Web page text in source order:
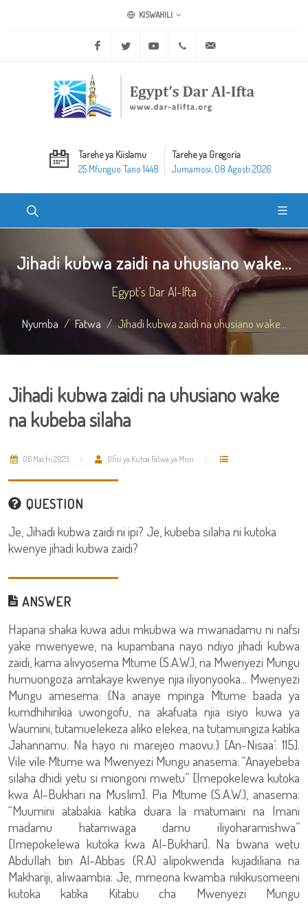
KISWAHILI
Facebook Twitter Youtube +20 2 25970400
Tarehe ya Kiislamu
25 Mfunguo Tano 1448
Tarehe ya Gregoria
Jumamosi, 08 Agosti 2026
Jihadi kubwa zaidi na uhusiano wake...
Egypt's Dar Al-Ifta
Nyumba Fatwa Jihadi kubwa zaidi na uhusiano wake...
Jihadi kubwa zaidi na uhusiano wake
na kubeba silaha
06 Machi 2023 Ofisi ya Kutoa Fatwa ya Misri
QUESTION
Je, Jihadi kubwa zaidi ni ipi? Je, kubeba silaha ni kutoka
kwenye jihadi kubwa zaidi?
ANSWER
Hapana shaka kuwa adui mkubwa wa mwanadamu ni nafsi
yake mwenyewe, na kupambana nayo ndiyo jihadi kubwa
zaidi, kama alivyosema Mtume (S.A.W.), na Mwenyezi Mungu
humuongoza amtakaye kwenye njia iliyonyooka... Mwenyezi
Mungu amesema: {Na anaye mpinga Mtume baada ya
kumdhihirikia uwongofu, na akafuata njia isiyo kuwa ya
Waumini, tutamuelekeza aliko elekea, na tutamuingiza katika
Jahannamu. Na hayo ni marejeo maovu.} [An-Nisaa’: 115].
Vile vile Mtume wa Mwenyezi Mungu anasema: “Anayebeba
silaha dhidi yetu si miongoni mwetu” [Imepokelewa kutoka
kwa Al-Bukhari na Muslim]. Pia Mtume (S.A.W.), anasema:
“Muumini atabakia katika duara la matumaini na Imani
madamu hatamwaga damu iliyoharamishwa”
[Imepokelewa kutoka kwa Al-Bukhari]. Na bwana wetu
Abdullah bin Al-Abbas (R.A) alipokwenda kujadiliana na
Makhariji, aliwaambia: Je, mmeona kwamba nikikusomeeni
kutoka katika Kitabu cha Mwenyezi Mungu